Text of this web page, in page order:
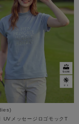
UVメッセージロゴモックT